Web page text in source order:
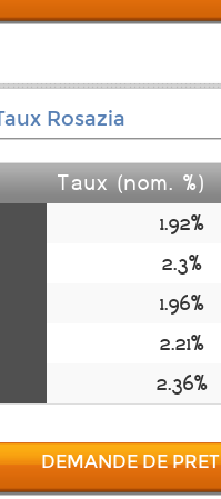
Rosazia
Taux (nom. %)
1.92%
2.3%
1.96%
2.21%
2.36%
DEMANDE DE PRET